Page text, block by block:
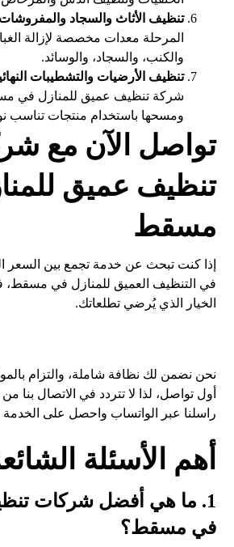
تنظيف الأثاث والسجاد
المرحلة معدات مخصصة لإزالة
والكنب، والسجاد، والوسائد.
تنظيف الأرضيات والتشطيبات
شركة تنظيف عميق للمنازل في
ومسحها باستخدام منتجات تناسب
تواصل الآن مع
تنظيف عميق
مسقط
إذا كنت تبحث عن خدمة تجمع بين السعر
في التنظيف العميق للمنازل في مسقط،
الخيار الذي يُرضي تطلعاتك.
نحن نضمن لك نظافة شاملة، والتزام
أول تواصل، لذا لا تتردد في الاتصال بنا
راسلنا عبر الواتساب واحصل على الخدمة
أهم الأسئلة
1. ما هي أفضل شركات
في مسقط؟